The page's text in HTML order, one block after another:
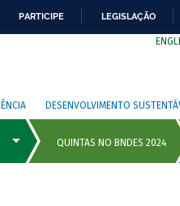
PARTICIPE LEGISLAÇÃO
DESENVOLVIMENTO